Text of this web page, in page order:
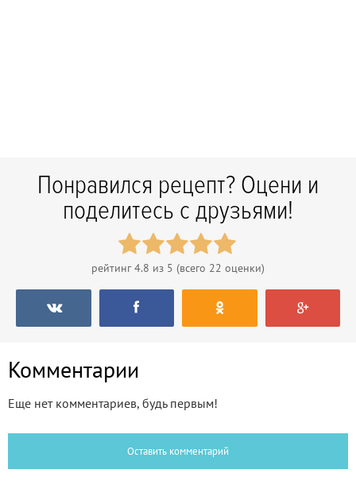
Понравился рецепт? Оцени и
поделитесь с друзьями!
рейтинг4.8 из 5 (всего 22 оценки)
Комментарии
Еще нет комментариев, будь первым!
Оставить комментарий